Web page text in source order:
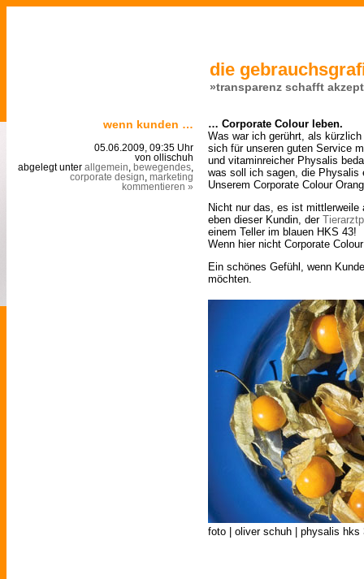
die
»transparenz schafft
wenn kunden …
05.06.2009, 09:35 Uhr
von ollischuh
abgelegt unter allgemein bewegendes
corporate design marketing
kommentieren »
… Corporate Colour leben.
Was war ich gerührt, als
sich für unseren guten Service
und vitaminreicher Physalis
was soll ich sagen, die Physalis
Unserem Corporate Colour
Nicht nur das, es ist mittlerweile
eben dieser Kundin, der
einem Teller im blauen HKS 43!
Wenn hier nicht Corporate
Ein schönes Gefühl, wenn
möchten.
foto | oliver schuh | physalis hks